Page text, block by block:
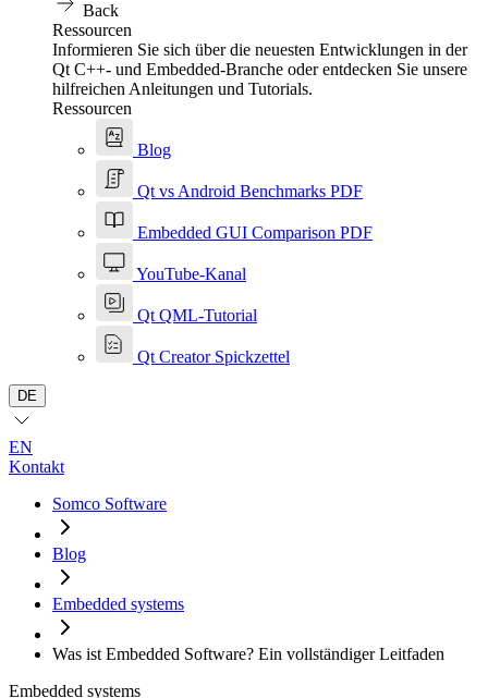
Back
Ressourcen
Informieren Sie sich über die neuesten Entwicklungen in der
Qt C++- und Embedded-Branche oder entdecken Sie unsere
hilfreichen Anleitungen und Tutorials.
Ressourcen
Blog
Qt vs Android Benchmarks PDF
Embedded GUI Comparison PDF
YouTube-Kanal
Qt QML-Tutorial
Qt Creator Spickzettel
DE
EN
Kontakt
Somco Software
Blog
Embedded systems
Was ist Embedded Software? Ein vollständiger Leitfaden
Embedded systems